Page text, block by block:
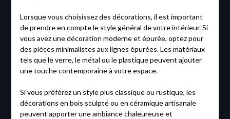
Lorsque vous choisissez des décorations, il est important
de prendre en compte le style général de votre intérieur. Si
vous avez une décoration moderne et épurée, optez pour
des pièces minimalistes aux lignes épurées. Les matériaux
tels que le verre, le métal ou le plastique peuvent ajouter
une touche contemporaine à votre espace.
Si vous préférez un style plus classique ou rustique, les
décorations en bois sculpté ou en céramique artisanale
peuvent apporter une ambiance chaleureuse et